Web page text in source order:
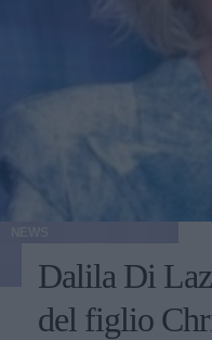
Dalila Di
del figlio